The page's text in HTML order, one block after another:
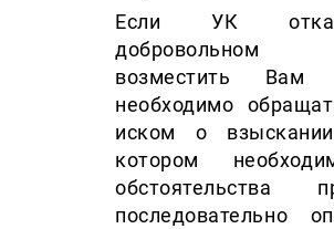
Если УК
возместить
необходимо
иском о
котором
обстоятельства
последовательно